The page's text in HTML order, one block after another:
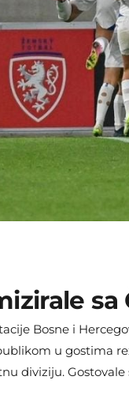
sa
Bosne i
u gostima
diviziju.